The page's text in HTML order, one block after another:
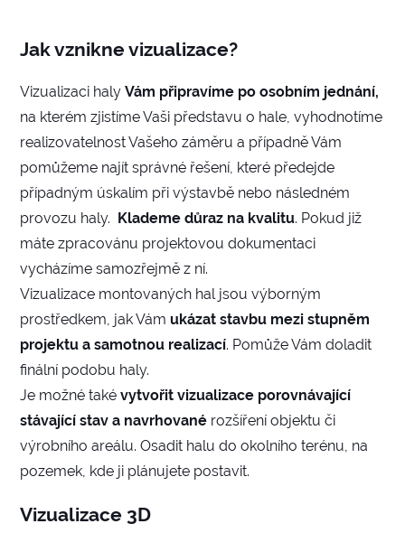
Jak vznikne vizualizace?
Vizualizaci haly Vám připravíme po osobním jednání,
na kterém zjistíme Vaši představu o hale, vyhodnotíme
realizovatelnost Vašeho záměru a případně Vám
pomůžeme najít správné řešení, které předejde
případným úskalím při výstavbě nebo následném
provozu haly. Klademe důraz na kvalitu. Pokud již
máte zpracovánu projektovou dokumentaci
vycházíme samozřejmě z ní.
Vizualizace montovaných hal jsou výborným
prostředkem, jak Vám ukázat stavbu mezi stupněm
projektu a samotnou realizací. Pomůže Vám doladit
finální podobu haly.
Je možné také vytvořit vizualizace porovnávající
stávající stav a navrhované rozšíření objektu či
výrobního areálu. Osadit halu do okolního terénu, na
pozemek, kde ji plánujete postavit.
Vizualizace 3D